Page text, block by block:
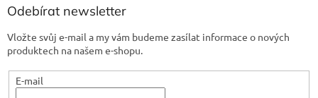
Odebírat newsletter
Vložte svůj e-mail a my vám budeme zasílat informace o nových
produktech na našem e-shopu.
E-mail